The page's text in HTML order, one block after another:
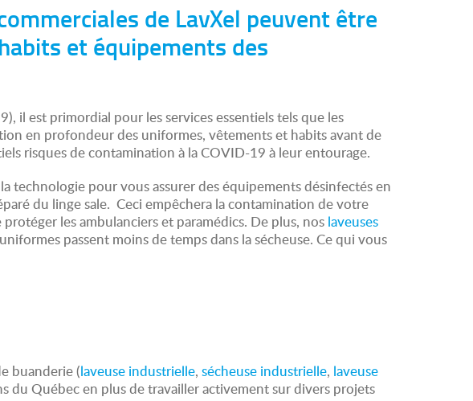
de LavXel peuvent être
et équipements des
il est primordial pour les services essentiels tels que les
en profondeur des uniformes, vêtements et habits avant de
risques de contamination à la COVID-19 à leur entourage.
technologie pour vous assurer des équipements désinfectés en
du linge sale. Ceci empêchera la contamination de votre
les ambulanciers et paramédics. De plus, nos laveuses
passent moins de temps dans la sécheuse. Ce qui vous
buanderie (laveuse industrielle, sécheuse industrielle, laveuse
du Québec en plus de travailler activement sur divers projets